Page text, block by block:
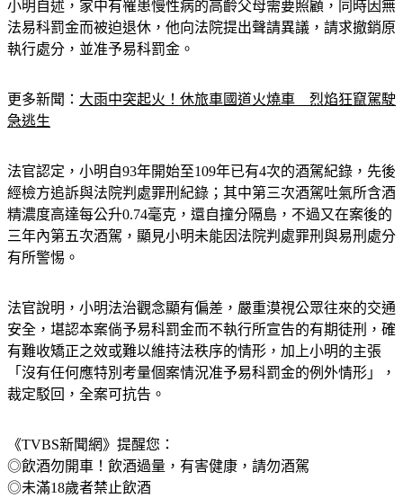
小明自述，家中有罹患慢性病的高齡父母需要照顧，同時因無
法易科罰金而被迫退休，他向法院提出聲請異議，請求撤銷原
更多新聞：
法官認定，小明自93年開始至109年已有4次的酒駕紀錄，先後
經檢方追訴與法院判處罪刑紀錄；其中第三次酒駕吐氣所含酒
精濃度高達每公升0.74毫克，還自撞分隔島，不過又在案後的
三年內第五次酒駕，顯見小明未能因法院判處罪刑與易刑處分
法官說明，小明法治觀念顯有偏差，嚴重漠視公眾往來的交通
安全，堪認本案倘予易科罰金而不執行所宣告的有期徒刑，確
有難收矯正之效或難以維持法秩序的情形，加上小明的主張
「沒有任何應特別考量個案情況准予易科罰金的例外情形」，
《TVBS新聞網》提醒您：
◎飲酒勿開車！飲酒過量，有害健康，請勿酒駕